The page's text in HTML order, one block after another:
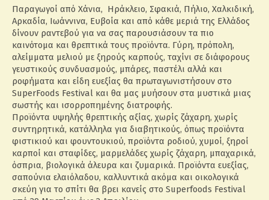
Παραγωγοί από Χάνια, Ηράκλειο, Σφακιά, Πήλιο, Χαλκιδική,
Αρκαδία, Ιωάννινα, Ευβοία και από κάθε μεριά της Ελλάδος
δίνουν ραντεβού για να σας παρουσιάσουν τα πιο
καινότομα και θρεπτικά τους προϊόντα. Γύρη, πρόπολη,
αλείμματα μελιού με ξηρούς καρπούς, ταχίνι σε διάφορους
γευστικούς συνδυασμούς, μπάρες, παστέλι αλλά και
ροφήματα και είδη ευεξίας θα πρωταγωνιστήσουν στο
SuperFoods Festival και θα μας μυήσουν στα μυστικά μιας
σωστής και ισορροπημένης διατροφής.
Προϊόντα υψηλής θρεπτικής αξίας, χωρίς ζάχαρη, χωρίς
συντηρητικά, κατάλληλα για διαβητικούς, όπως προϊόντα
φιστικιού και φουντουκιού, προϊόντα ροδιού, χυμοί, ξηροί
καρποί και σταφίδες, μαρμελάδες χωρίς ζάχαρη, μπαχαρικά,
όσπρια, βιολογικά άλευρα και ζυμαρικά. Προϊόντα ευεξίας,
σαπούνια ελαιόλαδου, καλλυντικά ακόμα και οικολογικά
σκεύη για το σπίτι θα βρει κανείς στο Superfoods Festival